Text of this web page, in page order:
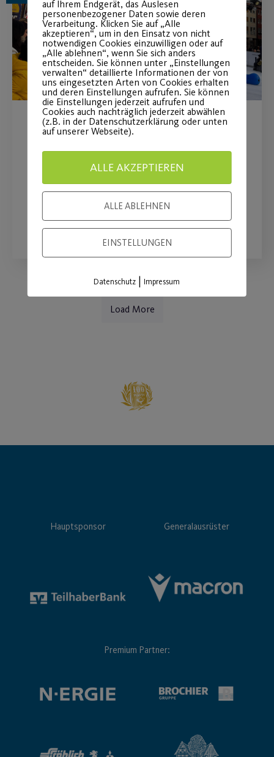
Kleine Narren auf dem Eis
VR Bank Faschingsaktion auf der
Nürnberger Winterwelt
WEITERLESEN
Load More
Hauptsponsor Generalausrüster
Premium Partner:
auf Ihrem Endgerät, das Auslesen
personenbezogener Daten sowie deren
Verarbeitung. Klicken Sie auf „Alle
akzeptieren“, um in den Einsatz von nicht
notwendigen Cookies einzuwilligen oder auf
„Alle ablehnen“, wenn Sie sich anders
entscheiden. Sie können unter „Einstellungen
verwalten“ detaillierte Informationen der von
uns eingesetzten Arten von Cookies erhalten
und deren Einstellungen aufrufen. Sie können
die Einstellungen jederzeit aufrufen und
Cookies auch nachträglich jederzeit abwählen
(z.B. in der Datenschutzerklärung oder unten
auf unserer Webseite).
ALLE AKZEPTIEREN
ALLE ABLEHNEN
EINSTELLUNGEN
Datenschutz |Impressum